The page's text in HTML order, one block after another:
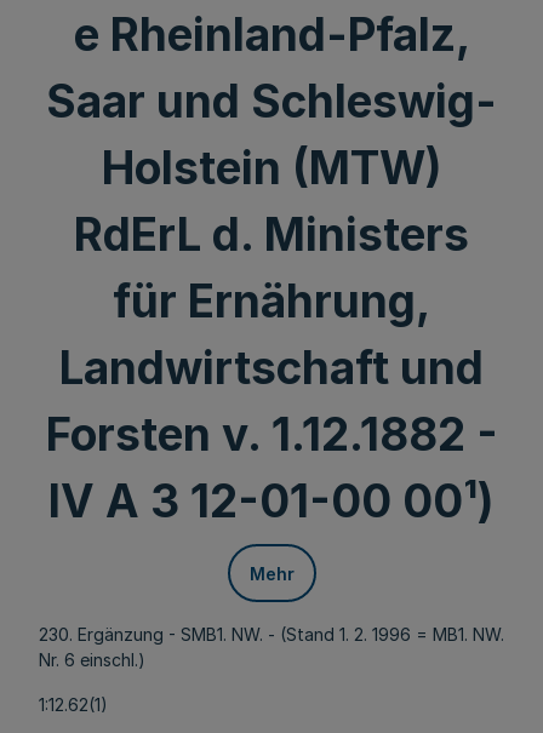
e Rheinland-Pfalz,
Saar und Schleswig-
Holstein (MTW)
RdErL d. Ministers
für Ernährung,
Landwirtschaft und
Forsten v. 1.12.1882 -
IV A 3 12-01-00 00¹)
Mehr
230. Ergänzung - SMB1. NW. - (Stand 1. 2. 1996 = MB1. NW.
Nr. 6 einschl.)
1:12.62(1)